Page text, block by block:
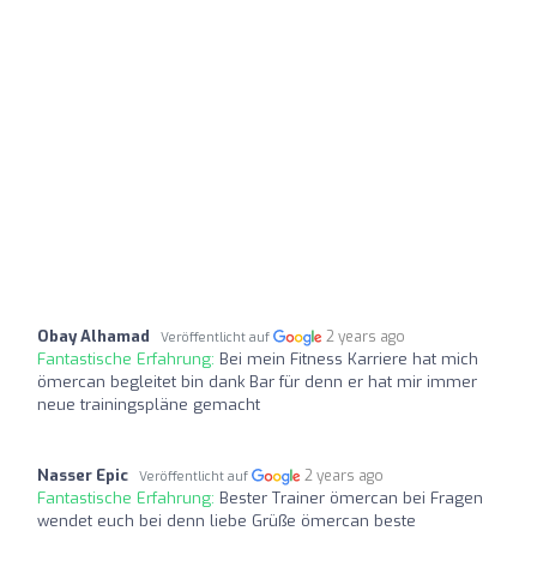
Obay Alhamad Veröffentlicht auf 2 years ago
Fantastische Erfahrung: Bei mein Fitness Karriere hat mich
ömercan begleitet bin dank Bar für denn er hat mir immer
neue trainingspläne gemacht
Nasser Epic Veröffentlicht auf 2 years ago
Fantastische Erfahrung: Bester Trainer ömercan bei Fragen
wendet euch bei denn liebe Grüße ömercan beste